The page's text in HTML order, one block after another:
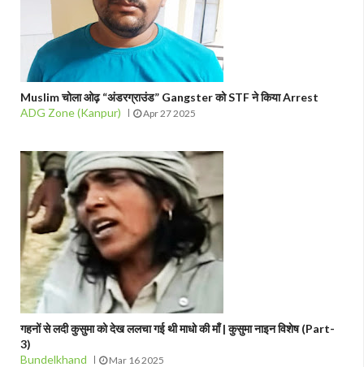
Muslim चोला ओढ़ “अंडरग्राउंड” Gangster को STF ने किया Arrest
ADG Zone (Kanpur)
Apr 27 2025
गहनों से लदी कुसुमा को देख ललचा गई थी माधो की माँ | कुसुमा नाइन विशेष (Part-
3)
Bundelkhand
Mar 16 2025